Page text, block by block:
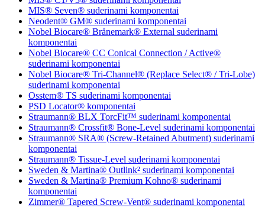
MIS® Seven® suderinami komponentai
Neodent® GM® suderinami komponentai
Nobel Biocare® Brånemark® External suderinami
komponentai
Nobel Biocare® CC Conical Connection / Active®
suderinami komponentai
Nobel Biocare® Tri-Channel® (Replace Select® / Tri-Lobe)
suderinami komponentai
Osstem® TS suderinami komponentai
PSD Locator® komponentai
Straumann® BLX TorcFit™ suderinami komponentai
Straumann® Crossfit® Bone-Level suderinami komponentai
Straumann® SRA® (Screw-Retained Abutment) suderinami
komponentai
Straumann® Tissue-Level suderinami komponentai
Sweden & Martina® Outlink² suderinami komponentai
Sweden & Martina® Premium Kohno® suderinami
komponentai
Zimmer® Tapered Screw-Vent® suderinami komponentai